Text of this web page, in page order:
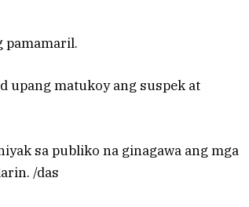
pamamaril.
upang matukoy ang suspek at
sa publiko na ginagawa ang mga
/das